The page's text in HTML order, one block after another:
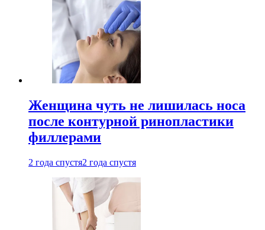
Женщина чуть не лишилась носа
после контурной ринопластики
филлерами
2 года спустя2 года спустя